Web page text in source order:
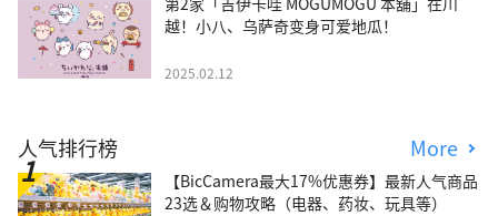
越！小八、乌萨奇变身可爱地瓜！
2025.02.12
人气排行榜 More
【BicCamera最大17%优惠券】最新人气商品
23选＆购物攻略（电器、药妆、玩具等）